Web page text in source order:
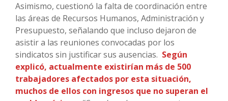
Asimismo, cuestionó la falta de coordinación entre
las áreas de Recursos Humanos, Administración y
Presupuesto, señalando que incluso dejaron de
asistir a las reuniones convocadas por los
sindicatos sin justificar sus ausencias. Según
explicó, actualmente existirían más de 500
trabajadores afectados por esta situación,
muchos de ellos con ingresos que no superan el